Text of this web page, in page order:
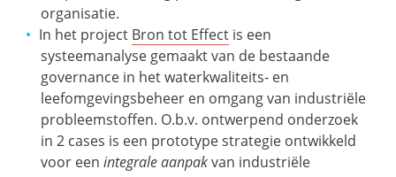
organisatie.
In het project Bron tot Effect is een
systeemanalyse gemaakt van de bestaande
governance in het waterkwaliteits- en
leefomgevingsbeheer en omgang van industriële
probleemstoffen. O.b.v. ontwerpend onderzoek
in 2 cases is een prototype strategie ontwikkeld
voor een integrale aanpakvan industriële